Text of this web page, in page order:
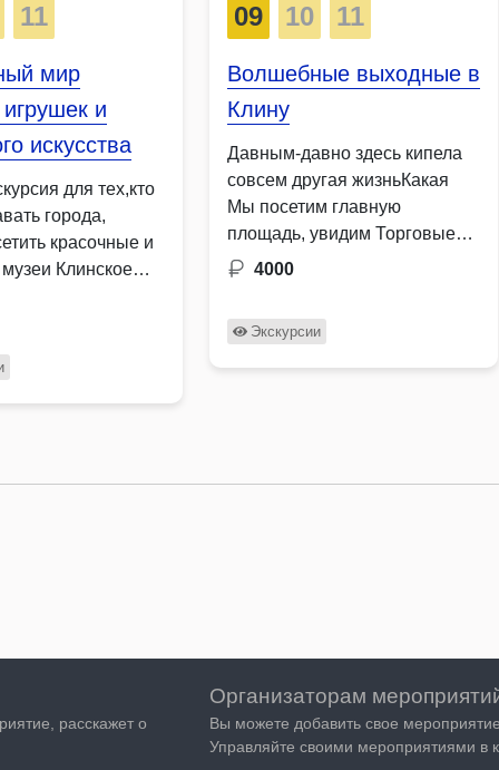
11
мир
и
искусства
для тех,кто
города,
красочные и
Клинское
можно себя
09 10 11
Волшебные выходные в
Клину
Давным-давно здесь кипела
совсем другая жизньКакая
Мы посетим главную
площадь, увидим Торговые
ряды, словно перенесённые
4000
Экскурсии
расскажет о
Организаторам
Вы можете добавить свое
Управляйте своими мероприятиями в